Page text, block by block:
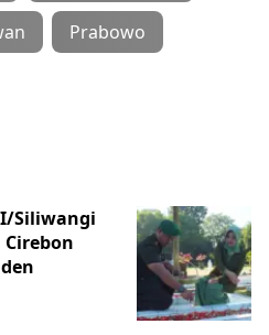
Prabowo
Siliwangi
Cirebon